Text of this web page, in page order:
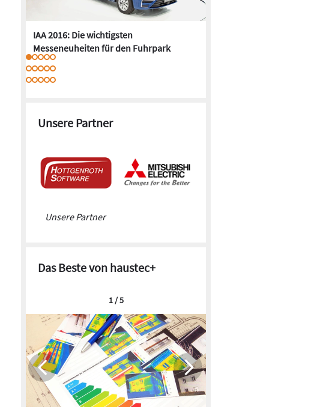
IAA 2016: Die wichtigsten
Messeneuheiten für den Fuhrpark
Unsere Partner
Unsere Partner
Das Beste von haustec+
1 / 5